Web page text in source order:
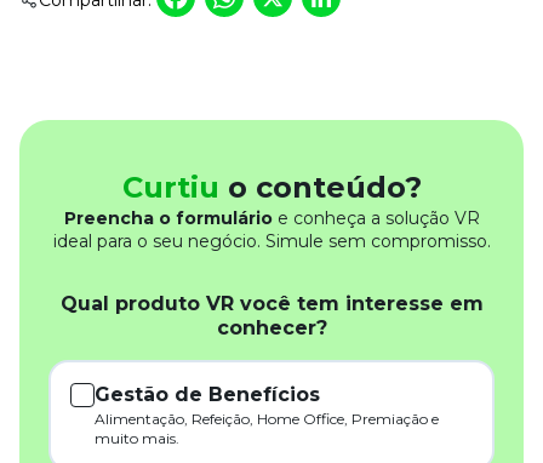
Curtiu o conteúdo?
Preencha o formulárioe conheça a solução VR
ideal para o seu negócio. Simule sem compromisso.
Qual produto VR você tem interesse em
conhecer?
Gestão de Benefícios
Alimentação, Refeição, Home Office, Premiação e
muito mais.